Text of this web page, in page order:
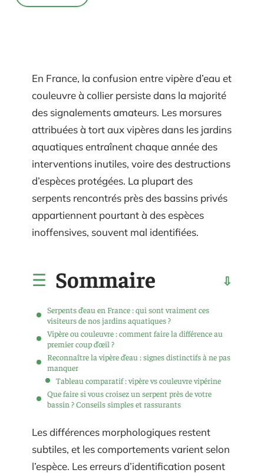
En France, la confusion entre vipère d’eau et
couleuvre à collier persiste dans la majorité
des signalements amateurs. Les morsures
attribuées à tort aux vipères dans les jardins
aquatiques entraînent chaque année des
interventions inutiles, voire des destructions
d’espèces protégées. La plupart des
serpents rencontrés près des bassins privés
appartiennent pourtant à des espèces
inoffensives, souvent mal identifiées.
Sommaire
Serpents d’eau en France : qui sont vraiment ces
visiteurs de nos jardins aquatiques ?
Vipère ou couleuvre : comment faire la différence au
premier coup d’œil ?
Reconnaître la vipère d’eau : signes distinctifs à ne pas
manquer
Tableau comparatif : vipère vs couleuvre vipérine
Que faire si vous croisez un serpent près de votre
bassin ? Conseils simples et rassurants
Les différences morphologiques restent
subtiles, et les comportements varient selon
l’espèce. Les erreurs d’identification posent